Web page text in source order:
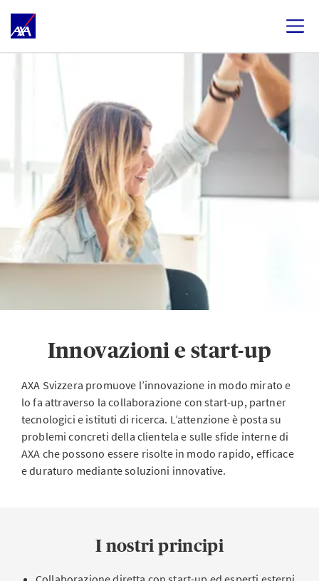
Innovazioni e start-up
AXA Svizzera promuove l’innovazione in modo mirato e
lo fa attraverso la collaborazione con start-up, partner
tecnologici e istituti di ricerca. L’attenzione è posta su
problemi concreti della clientela e sulle sfide interne di
AXA che possono essere risolte in modo rapido, efficace
e duraturo mediante soluzioni innovative.
I nostri principi